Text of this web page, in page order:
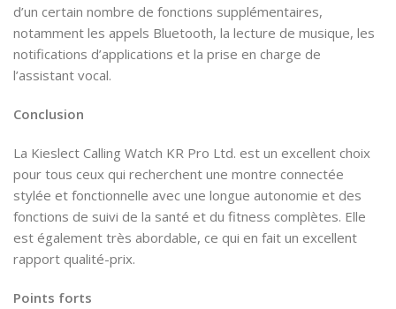
d’un certain nombre de fonctions supplémentaires,
notamment les appels Bluetooth, la lecture de musique, les
notifications d’applications et la prise en charge de
l’assistant vocal.
Conclusion
La Kieslect Calling Watch KR Pro Ltd. est un excellent choix
pour tous ceux qui recherchent une montre connectée
stylée et fonctionnelle avec une longue autonomie et des
fonctions de suivi de la santé et du fitness complètes. Elle
est également très abordable, ce qui en fait un excellent
rapport qualité-prix.
Points forts